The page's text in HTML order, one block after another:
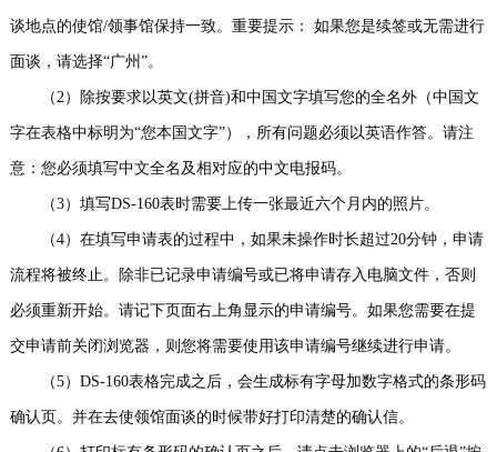
谈地点的使馆/领事馆保持一致。重要提示： 如果您是续签或无需进行
面谈，请选择“广州”。
（2）除按要求以英文(拼音)和中国文字填写您的全名外（中国文
字在表格中标明为“您本国文字”），所有问题必须以英语作答。请注
意：您必须填写中文全名及相对应的中文电报码。
（3）填写DS-160表时需要上传一张最近六个月内的照片。
（4）在填写申请表的过程中，如果未操作时长超过20分钟，申请
流程将被终止。除非已记录申请编号或已将申请存入电脑文件，否则
必须重新开始。请记下页面右上角显示的申请编号。如果您需要在提
交申请前关闭浏览器，则您将需要使用该申请编号继续进行申请。
（5）DS-160表格完成之后，会生成标有字母加数字格式的条形码
确认页。并在去使领馆面谈的时候带好打印清楚的确认信。